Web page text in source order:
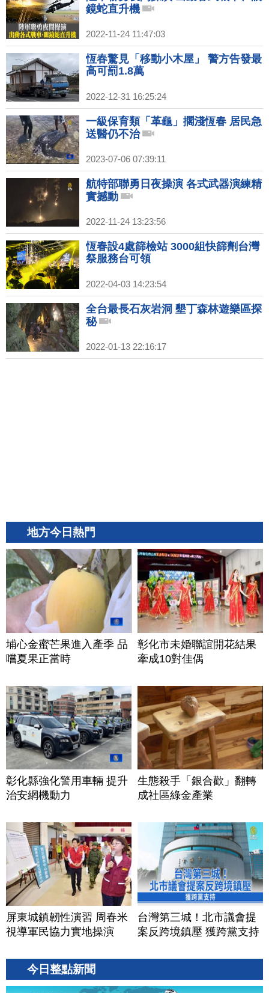
鏡蛇直升機
2022-11-24 11:47:03
恆春驚見「移動小木屋」 警方告發最
高可罰1.8萬
2022-12-31 16:25:24
一級保育類「革龜」擱淺恆春 居民急
送醫仍不治
2023-07-06 07:39:11
航特部聯勇日夜操演 各式武器演練精
實撼動
2022-11-24 13:23:56
恆春設4處篩檢站 3000組快篩劑台灣
祭服務台可領
2022-04-03 14:23:54
全台最長石灰岩洞 墾丁森林遊樂區探
秘
2022-01-13 22:16:17
地方今日熱門
埔心金蜜芒果進入產季 品
嚐夏果正當時
彰化市未婚聯誼開花結果
牽成10對佳偶
彰化縣強化警用車輛 提升
治安網機動力
生態殺手「銀合歡」翻轉
成社區綠金產業
屏東城鎮韌性演習 周春米
視導軍民協力實地操演
台灣第三城！北市議會提
案反跨境鎮壓 獲跨黨支持
今日整點新聞